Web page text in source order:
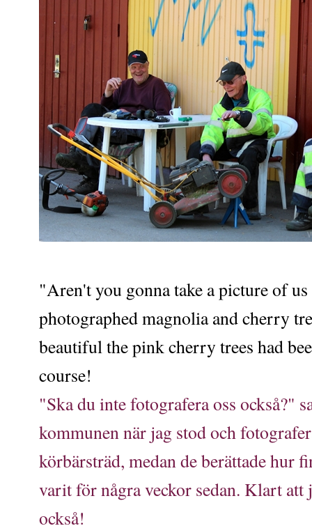
"Aren't you gonna take a picture of
photographed magnolia and cherry
beautiful the pink cherry trees had
course!
"Ska du inte fotografera oss också?"
kommunen när jag stod och
körbärsträd, medan de berättade hur
varit för några veckor sedan. Klart
också!